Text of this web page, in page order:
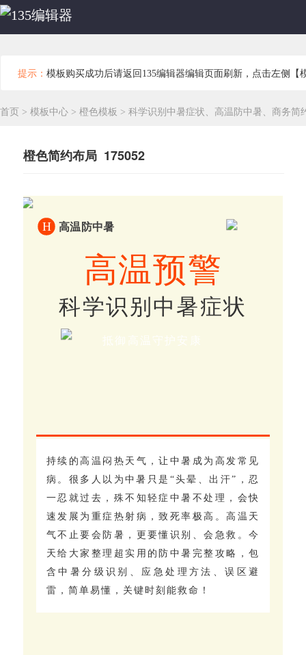
提示： 模板购买成功后请返回135编辑器编辑页面刷新，点击左侧【
首页 > 模板中心 > 橙色模板 > 科学识别中暑症状、高温防中暑、商务简
橙色简约布局 175052
高温预警
科学识别中暑症状
抵御高温守护安康
H 高温防中暑
持续的高温闷热天气，让中暑成为高发常见
病。很多人以为中暑只是“头晕、出汗”，忍
一忍就过去，殊不知轻症中暑不处理，会快
速发展为重症热射病，致死率极高。高温天
气不止要会防暑，更要懂识别、会急救。今
天给大家整理超实用的防中暑完整攻略，包
含中暑分级识别、应急处理方法、误区避
雷，简单易懂，关键时刻能救命！